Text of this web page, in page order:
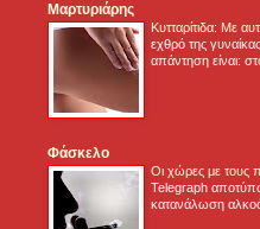
Μαρτυριάρης
Κυτταρίτιδα: Με
εχθρό της
απάντηση είναι:
Φάσκελο
Οι χώρες με τους
Telegraph
κατανάλωση